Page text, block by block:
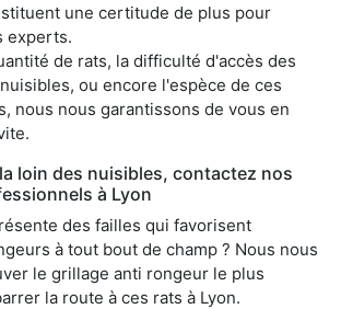
une certitude de plus pour
experts.
de rats, la difficulté d'accès des
ou encore l'espèce de ces
nous nous garantissons de vous en
loin des nuisibles, contactez nos
à Lyon
des failles qui favorisent
à tout bout de champ ? Nous nous
le grillage anti rongeur le plus
la route à ces rats à Lyon.